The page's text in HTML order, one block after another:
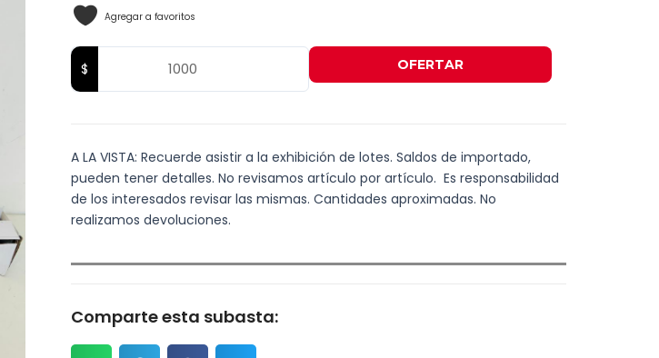
Agregar a favoritos
OFERTAR
A LA VISTA: Recuerde asistir a la exhibición de lotes. Saldos de importado,
pueden tener detalles. No revisamos artículo por artículo. Es responsabilidad
de los interesados revisar las mismas. Cantidades aproximadas. No
realizamos devoluciones.
Comparte esta subasta: